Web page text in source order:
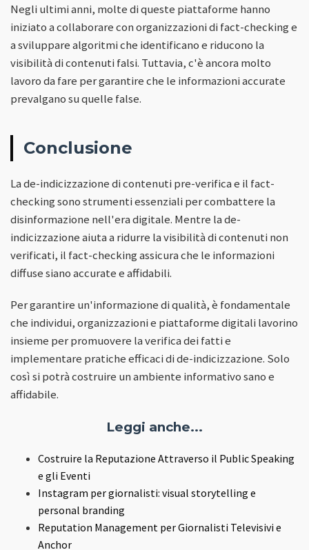
Negli ultimi anni, molte di queste piattaforme hanno
iniziato a collaborare con organizzazioni di fact-checking e
a sviluppare algoritmi che identificano e riducono la
visibilità di contenuti falsi. Tuttavia, c'è ancora molto
lavoro da fare per garantire che le informazioni accurate
prevalgano su quelle false.
Conclusione
La de-indicizzazione di contenuti pre-verifica e il fact-
checking sono strumenti essenziali per combattere la
disinformazione nell'era digitale. Mentre la de-
indicizzazione aiuta a ridurre la visibilità di contenuti non
verificati, il fact-checking assicura che le informazioni
diffuse siano accurate e affidabili.
Per garantire un'informazione di qualità, è fondamentale
che individui, organizzazioni e piattaforme digitali lavorino
insieme per promuovere la verifica dei fatti e
implementare pratiche efficaci di de-indicizzazione. Solo
così si potrà costruire un ambiente informativo sano e
affidabile.
Leggi anche...
Costruire la Reputazione Attraverso il Public Speaking
e gli Eventi
Instagram per giornalisti: visual storytelling e
personal branding
Reputation Management per Giornalisti Televisivi e
Anchor